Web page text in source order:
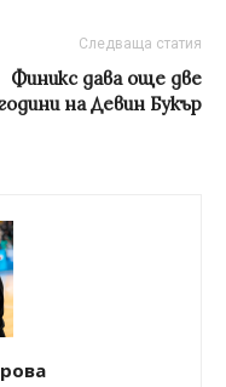
Следваща статия
Финикс дава още две
години на Девин Букър